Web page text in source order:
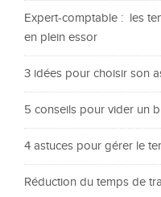
Expert-comptable : les
en plein essor
3 idées pour choisir son
5 conseils pour vider un
4 astuces pour gérer le
Réduction du temps de